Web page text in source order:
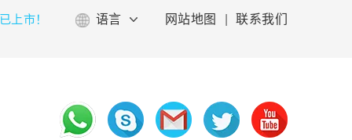
上市！ 语言 网站地图 联系我们